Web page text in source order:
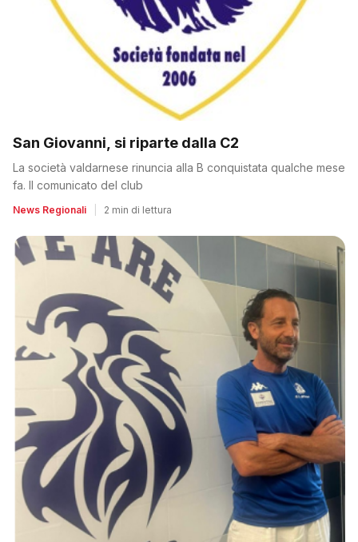
San Giovanni, si riparte dalla C2
La società valdarnese rinuncia alla B conquistata qualche mese
fa. Il comunicato del club
News Regionali 2 min di lettura